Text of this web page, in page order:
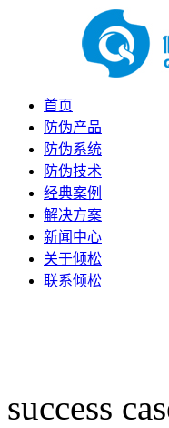
首页
防伪产品
防伪系统
防伪技术
经典案例
解决方案
新闻中心
关于倾松
联系倾松
success